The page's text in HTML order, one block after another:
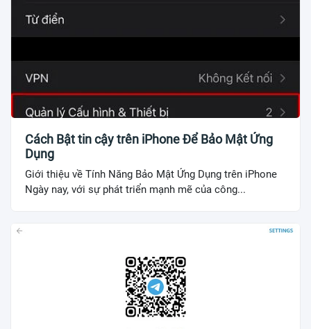
Cách Bật tin cậy trên iPhone Để Bảo Mật Ứng
Dụng
Giới thiệu về Tính Năng Bảo Mật Ứng Dụng trên iPhone
Ngày nay, với sự phát triển mạnh mẽ của công...